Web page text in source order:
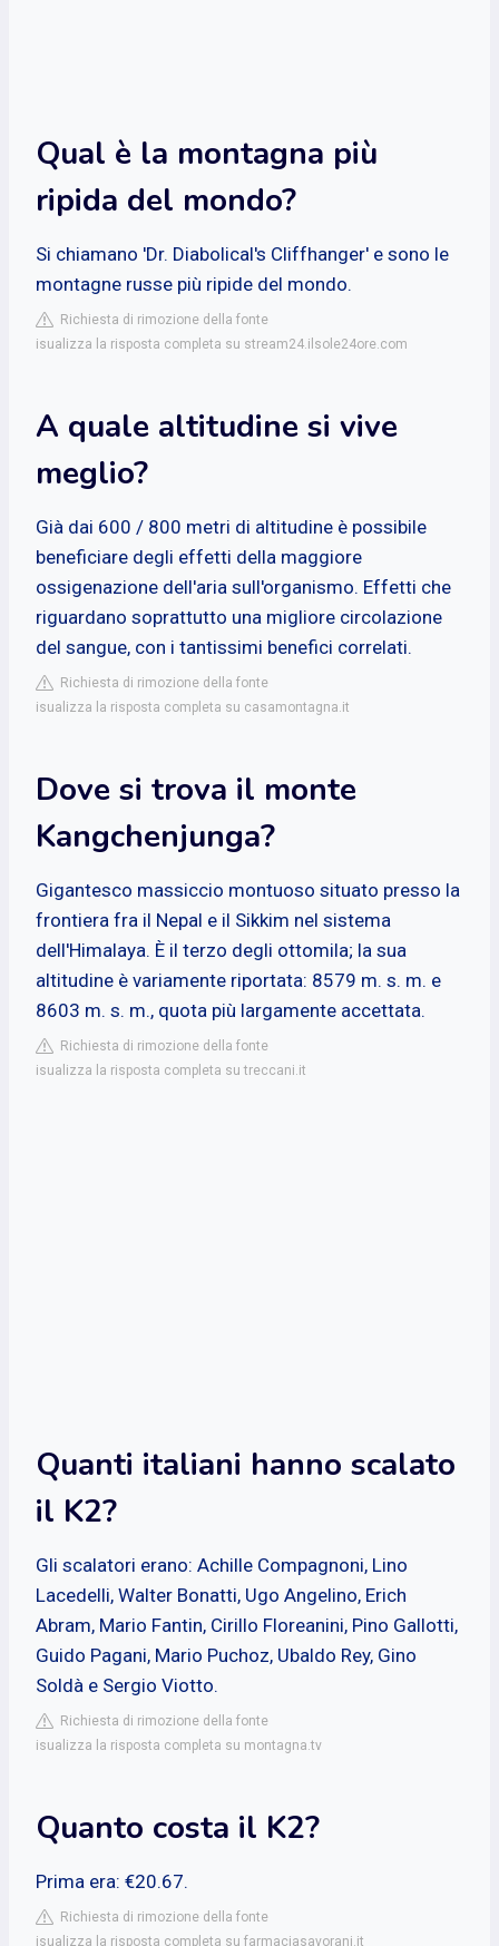
Qual è la montagna più
ripida del mondo?
Si chiamano 'Dr. Diabolical's Cliffhanger' e sono le
montagne russe più ripide del mondo.
Richiesta di rimozione della fonte
isualizza la risposta completa su stream24.ilsole24ore.com
A quale altitudine si vive
meglio?
Già dai 600 / 800 metri di altitudine è possibile
beneficiare degli effetti della maggiore
ossigenazione dell'aria sull'organismo. Effetti che
riguardano soprattutto una migliore circolazione
del sangue, con i tantissimi benefici correlati.
Richiesta di rimozione della fonte
isualizza la risposta completa su casamontagna.it
Dove si trova il monte
Kangchenjunga?
Gigantesco massiccio montuoso situato presso la
frontiera fra il Nepal e il Sikkim nel sistema
dell'Himalaya. È il terzo degli ottomila; la sua
altitudine è variamente riportata: 8579 m. s. m. e
8603 m. s. m., quota più largamente accettata.
Richiesta di rimozione della fonte
isualizza la risposta completa su treccani.it
Quanti italiani hanno scalato
il K2?
Gli scalatori erano: Achille Compagnoni, Lino
Lacedelli, Walter Bonatti, Ugo Angelino, Erich
Abram, Mario Fantin, Cirillo Floreanini, Pino Gallotti,
Guido Pagani, Mario Puchoz, Ubaldo Rey, Gino
Soldà e Sergio Viotto.
Richiesta di rimozione della fonte
isualizza la risposta completa su montagna.tv
Quanto costa il K2?
Prima era: €20.67.
Richiesta di rimozione della fonte
isualizza la risposta completa su farmaciasavorani.it